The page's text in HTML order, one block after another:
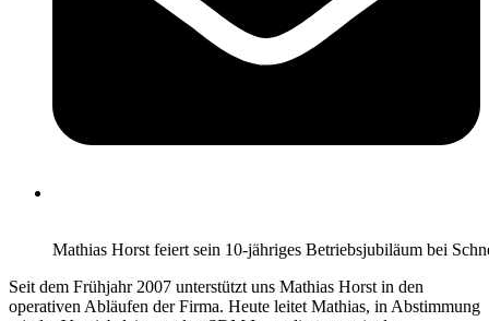
Mathias Horst feiert sein 10-jähriges Betriebsjubiläum bei
Seit dem Frühjahr 2007 unterstützt uns Mathias Horst in den
operativen Abläufen der Firma. Heute leitet Mathias, in Abstimmung